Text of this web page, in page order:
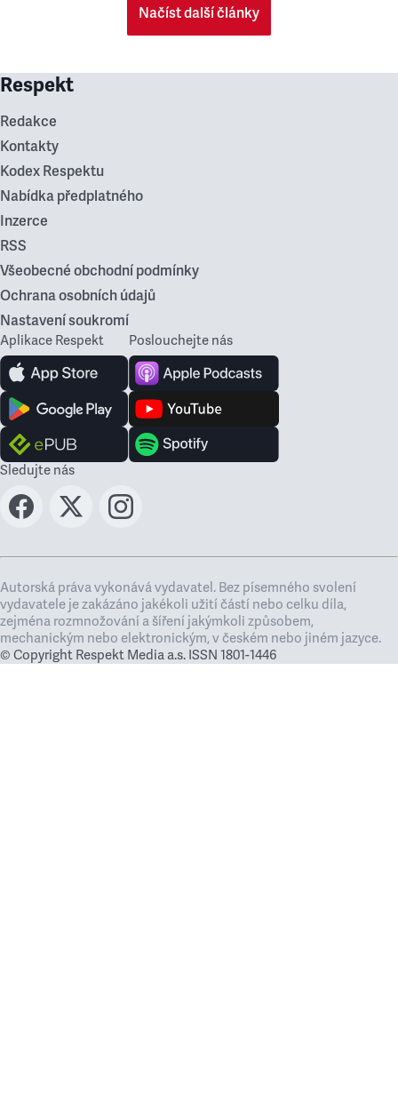
Načíst další články
Respekt
Redakce
Kontakty
Kodex Respektu
Nabídka předplatného
Inzerce
RSS
Všeobecné obchodní podmínky
Ochrana osobních údajů
Nastavení soukromí
Aplikace Respekt Poslouchejte nás
Sledujte nás
Autorská práva vykonává vydavatel. Bez písemného svolení
vydavatele je zakázáno jakékoli užití částí nebo celku díla,
zejména rozmnožování a šíření jakýmkoli způsobem,
mechanickým nebo elektronickým, v českém nebo jiném jazyce.
© Copyright Respekt Media a.s. ISSN 1801-1446